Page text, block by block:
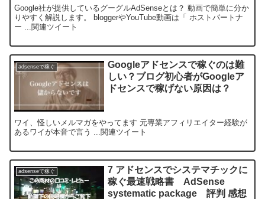
Google社が提供しているグーグルAdSenseとは？ 動画で簡単に分か
りやすく解説します。 bloggerやYouTube動画は「 ホストパートナ
ー ...関連ツイート
adsenseで稼ぐ
Googleアドセンスで稼ぐのは難
しい？ブログ初心者がGoogleア
ドセンスで稼げない原因は？
ワイ、怪しいメルマガをやってます 元専業アフィリエイター経験が
あるワイが本音で言う ...関連ツイート
adsenseで稼ぐ
7 アドセンスでシステマチックに
稼ぐ最速戦略書 AdSense
systematic package 評判 感想